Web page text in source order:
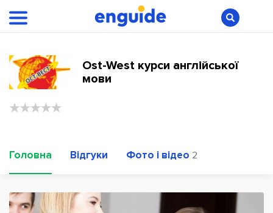
Ost-West курси англійської
мови
Головна Відгуки Фото і відео 2